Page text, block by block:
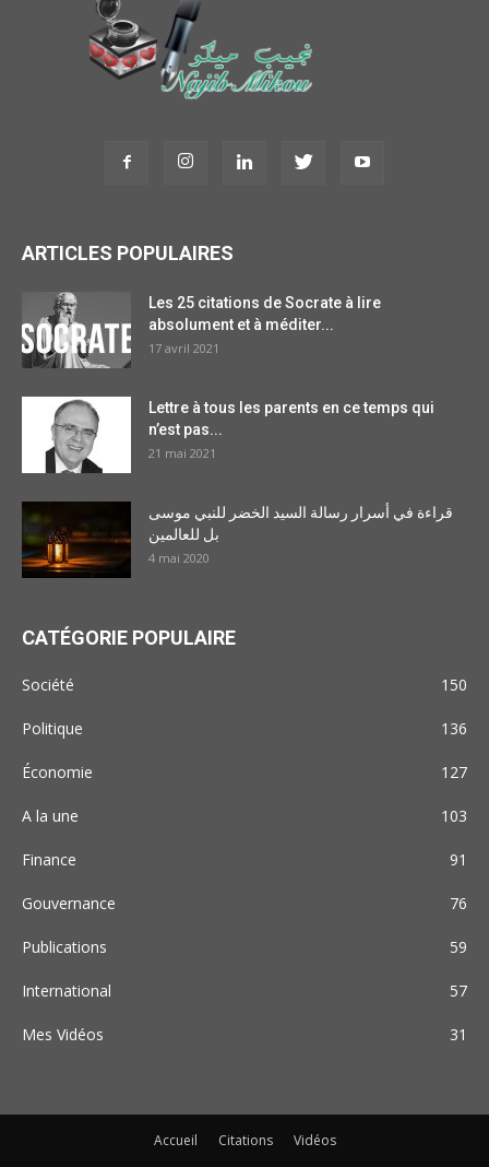
ARTICLES POPULAIRES
Les 25 citations de Socrate à lire
absolument et à méditer...
17 avril 2021
Lettre à tous les parents en ce temps qui
n’est pas...
21 mai 2021
قراءة في أسرار رسالة السيد الخضر للنبي موسى
بل للعالمين
4 mai 2020
CATÉGORIE POPULAIRE
Société 150
Politique 136
Économie 127
A la une 103
Finance 91
Gouvernance 76
Publications 59
International 57
Mes Vidéos 31
Accueil Citations Vidéos